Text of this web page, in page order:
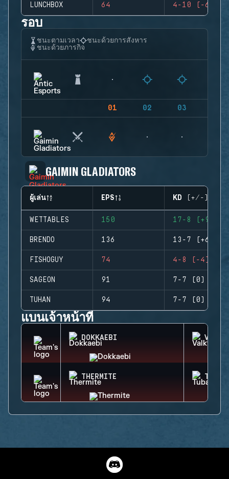
LUNCHBOX 64 4-10 (-6)
รอบ
ชนะตามเวลา
ชนะด้วยการสังหาร
ชนะด้วยภารกิจ
01 02 03
GAIMIN GLADIATORS
ผู้เล่น EPS KD (+/-)
WETTABLES 150 17-8 (+9)
BRENDO 136 13-7 (+6)
FISHOGUY 74 4-8 (-4)
SAGEON 91 7-7 (0)
TUHAN 94 7-7 (0)
แบนเจ้าหน้าที่
DOKKAEBI
THERMITE